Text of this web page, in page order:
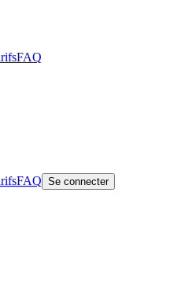
FAQ
FAQ Se connecter